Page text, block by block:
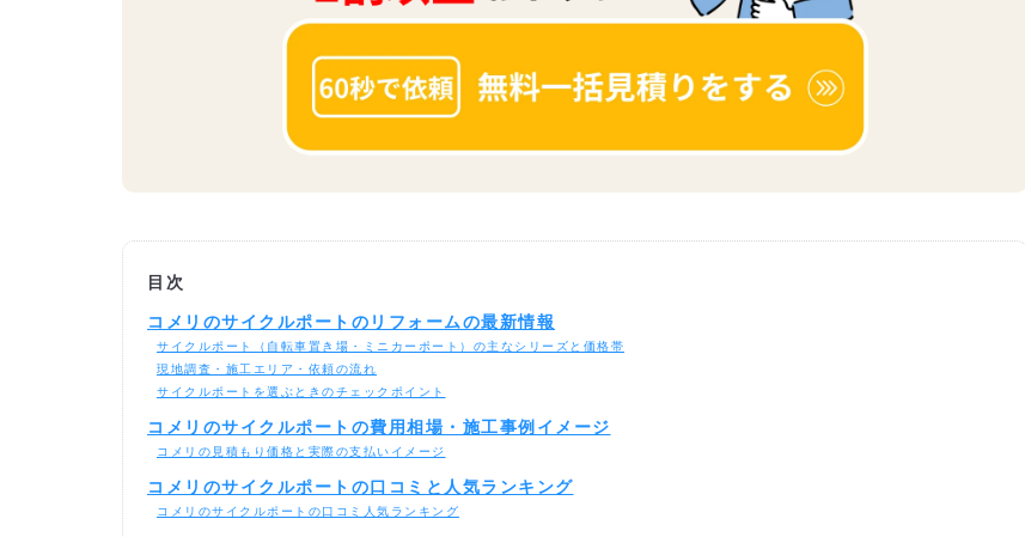
目次
コメリのサイクルポートのリフォームの最新情報
サイクルポート（自転車置き場・ミニカーポート）の主なシリーズと価格帯
現地調査・施工エリア・依頼の流れ
サイクルポートを選ぶときのチェックポイント
コメリのサイクルポートの費用相場・施工事例イメージ
コメリの見積もり価格と実際の支払いイメージ
コメリのサイクルポートの口コミと人気ランキング
コメリのサイクルポートの口コミ人気ランキング